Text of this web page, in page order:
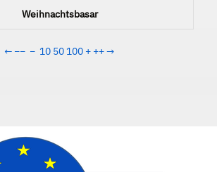
Weihnachtsbasar
← −− − 10 50 100 + ++→